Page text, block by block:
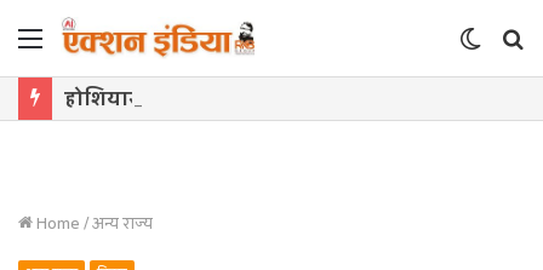
Menu
Switch
skin
Home/अन्य राज्य